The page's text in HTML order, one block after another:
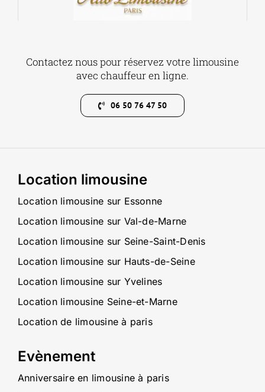
Contactez nous pour réservez votre limousine
avec chauffeur en ligne.
06 50 76 47 50
Location limousine
Location limousine sur Essonne
Location limousine sur Val-de-Marne
Location limousine sur Seine-Saint-Denis
Location limousine sur Hauts-de-Seine
Location limousine sur Yvelines
Location limousine Seine-et-Marne
Location de limousine à paris
Evènement
Anniversaire en limousine à paris